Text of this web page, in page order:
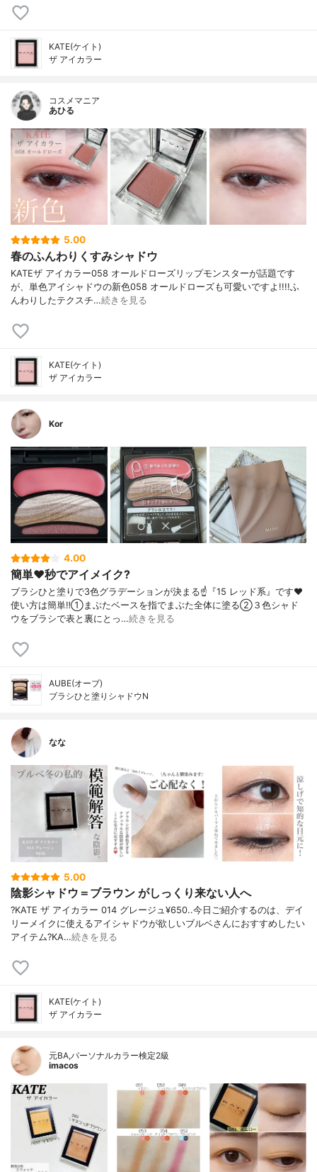
KATE(ケイト)
ザ アイカラー
コスメマニア
あひる
5.00
春のふんわりくすみシャドウ
KATEザ アイカラー058 オールドローズリップモンスターが話題です
が、単色アイシャドウの新色058 オールドローズも可愛いですよ!!!!ふ
んわりしたテクスチ…続きを見る
KATE(ケイト)
ザ アイカラー
Kor
4.00
簡単❤️秒でアイメイク?
ブラシひと塗りで3色グラデーションが決まる☝️『15 レッド系』です❤️
使い方は簡単‼️①まぶたベースを指でまぶた全体に塗る②３色シャド
ウをブラシで表と裏にとっ…続きを見る
AUBE(オーブ)
ブラシひと塗りシャドウN
なな
5.00
陰影シャドウ＝ブラウン がしっくり来ない人へ
?KATE ザ アイカラー 014 グレージュ¥650..今日ご紹介するのは、デイ
リーメイクに使えるアイシャドウが欲しいブルベさんにおすすめしたい
アイテム?KA…続きを見る
KATE(ケイト)
ザ アイカラー
元BA,パーソナルカラー検定2級
imacos